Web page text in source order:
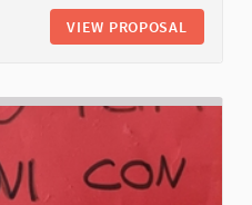
VIEW PROPOSAL